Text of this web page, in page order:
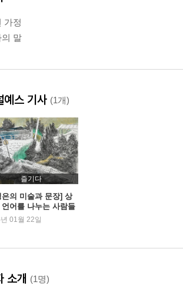
가정
의 말
예스 기사 (1개)
즐기다
은의 미술과 문장] 상
언어를 나누는 사람들
2401월 22일
소개 (1명)